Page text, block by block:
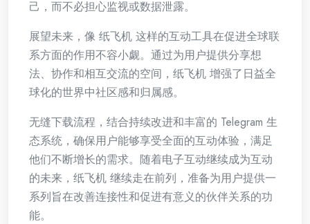
己，而不必担心监视或数据泄露。
展望未来，像 纸飞机 这样的互动工具在促进全球联
系方面的作用不容小觑。通过为用户提供分享想
法、协作和相互交流的空间，纸飞机 增强了日益全
球化的世界中社区感和归属感。
无缝下载流程，结合持续改进和丰富的 Telegram 生
态系统，确保用户能够享受全面的互动体验，满足
他们不断增长的需求。随着电子互动继续成为互动
的未来，纸飞机 继续走在前列，准备为用户提供一
系列旨在改善连接性和促进有意义的伙伴关系的功
能。